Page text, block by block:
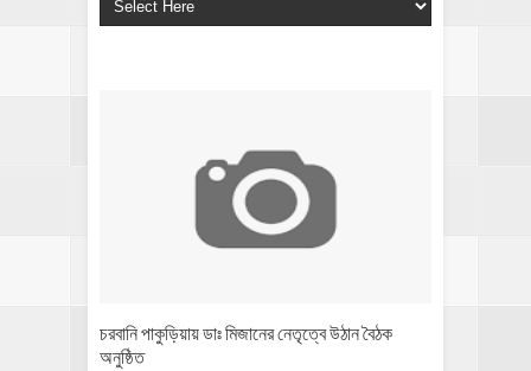
চরবানি পাকুড়িয়ায় ডাঃ মিজানের নেতৃত্বে উঠান বৈঠক
অনুষ্ঠিত